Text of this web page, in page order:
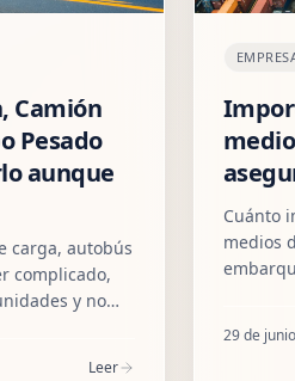
Camión
Pesado
aunque
carga, autobús
complicado,
y no
Leer
Cuánto
medios
29 de